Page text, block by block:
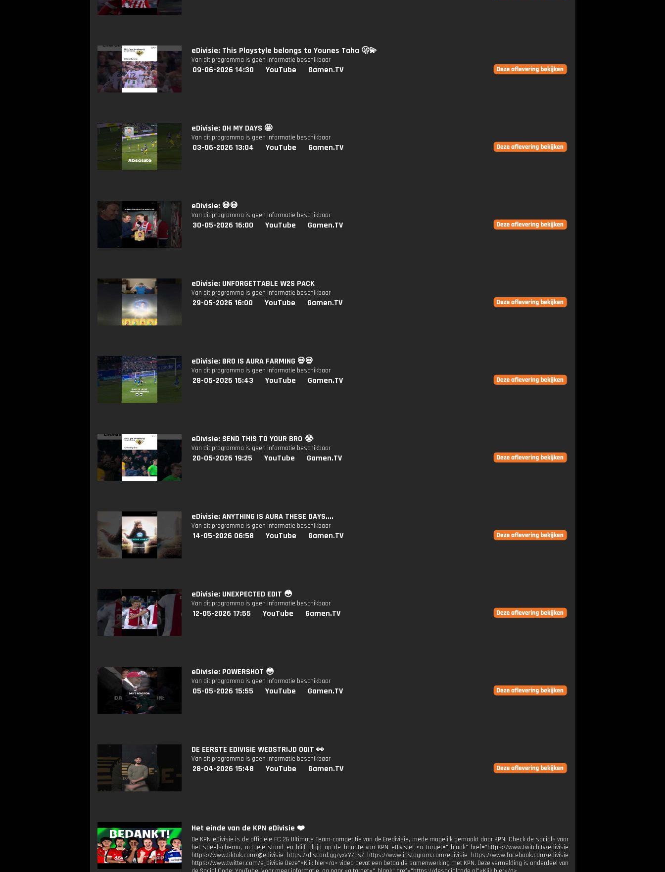
eDivisie: This Playstyle belongs to Younes Taha 🫢💫
Van dit programma is geen informatie beschikbaar
09-06-2026 14:30 YouTube Gamen.TV
eDivisie: OH MY DAYS 🤩
Van dit programma is geen informatie beschikbaar
03-06-2026 13:04 YouTube Gamen.TV
eDivisie: 💀💀
Van dit programma is geen informatie beschikbaar
30-05-2026 16:00 YouTube Gamen.TV
eDivisie: UNFORGETTABLE W2S PACK
Van dit programma is geen informatie beschikbaar
29-05-2026 16:00 YouTube Gamen.TV
eDivisie: BRO IS AURA FARMING 💀💀
Van dit programma is geen informatie beschikbaar
28-05-2026 15:43 YouTube Gamen.TV
eDivisie: SEND THIS TO YOUR BRO 😭
Van dit programma is geen informatie beschikbaar
20-05-2026 19:25 YouTube Gamen.TV
eDivisie: ANYTHING IS AURA THESE DAYS....
Van dit programma is geen informatie beschikbaar
14-05-2026 06:58 YouTube Gamen.TV
eDivisie: UNEXPECTED EDIT 😳
Van dit programma is geen informatie beschikbaar
12-05-2026 17:55 YouTube Gamen.TV
eDivisie: POWERSHOT 😳
Van dit programma is geen informatie beschikbaar
05-05-2026 15:55 YouTube Gamen.TV
DE EERSTE EDIVISIE WEDSTRIJD OOIT 👀
Van dit programma is geen informatie beschikbaar
28-04-2026 15:48 YouTube Gamen.TV
Het einde van de KPN eDivisie ❤️
De KPN eDivisie is de officiële FC 26 Ultimate Team-competitie van de Eredivisie, mede mogelijk gemaakt door KPN. Check de socials voor
het speelschema, actuele stand en blijf altijd op de hoogte van KPN eDivisie! <a target="_blank" href="https://www.twitch.tv/edivisie
https://www.tiktok.com/@edivisie https://discord.gg/yxVYZ6sZ https://www.instagram.com/edivisie https://www.facebook.com/edivisie
https://www.twitter.com/e_divisie Deze">Klik hier</a> video bevat een betaalde samenwerking met KPN. Deze vermelding is onderdeel van